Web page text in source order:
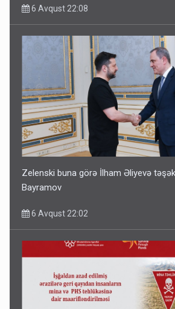
6 Avqust 22:08
Zelenski buna görə İlham Əliyevə
Bayramov
6 Avqust 22:02